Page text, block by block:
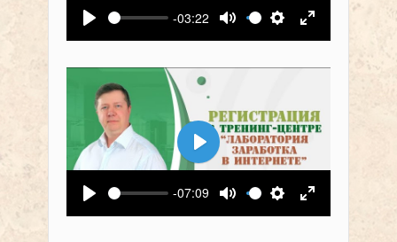
Воспроизвести
-03:22
Выключить звук
Настройки
На весь
Воспроизвести
-07:09
Выключить звук
Настройки
На весь
Воспроизвести